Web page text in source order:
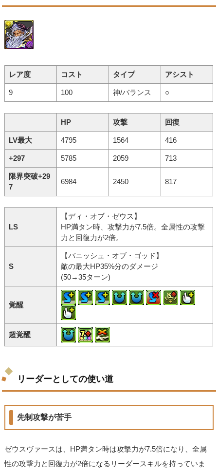
レア度 コスト タイプ アシスト
9 100 神/バランス ○
HP 攻撃 回復
LV最大 4795 1564 416
+297 5785 2059 713
限界突破+29
7
6984 2450 817
LS
【ディ・オブ・ゼウス】
HP満タン時、攻撃力が7.5倍。全属性の攻撃
力と回復力が2倍。
S
【バニッシュ・オブ・ゴッド】
敵の最大HP35%分のダメージ
(50→35ターン)
覚醒
超覚醒
リーダーとしての使い道
先制攻撃が苦手
ゼウスヴァースは、HP満タン時は攻撃力が7.5倍になり、全属
性の攻撃力と回復力が2倍になるリーダースキルを持っていま